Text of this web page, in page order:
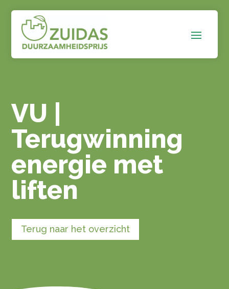
VU |
Terugwinning
energie met
liften
Terug naar het overzicht